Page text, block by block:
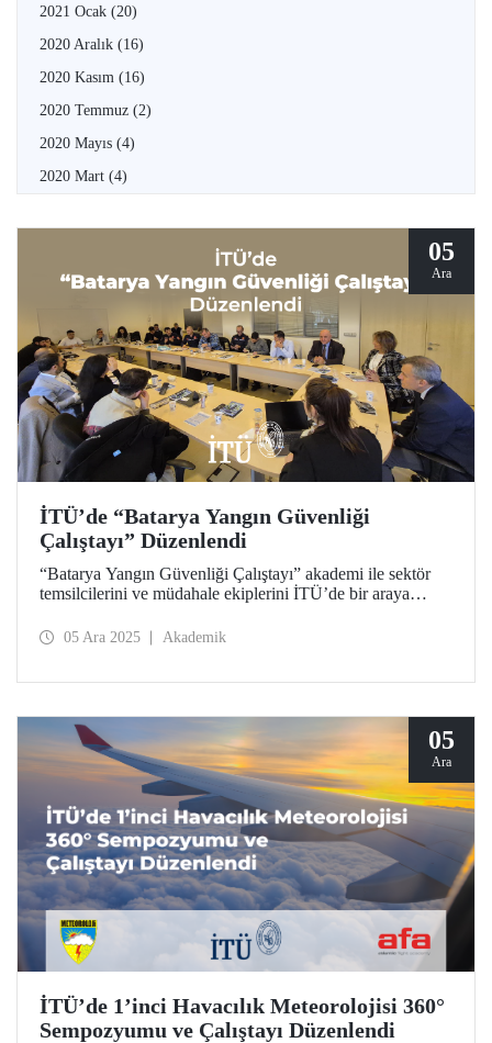
2021 Ocak (20)
2020 Aralık (16)
2020 Kasım (16)
2020 Temmuz (2)
2020 Mayıs (4)
2020 Mart (4)
05
Ara
İTÜ’de “Batarya Yangın Güvenliği
Çalıştayı” Düzenlendi
“Batarya Yangın Güvenliği Çalıştayı” akademi ile sektör
temsilcilerini ve müdahale ekiplerini İTÜ’de bir araya
söndürme ekipmanları ile müdahale çalışmaları ile güvenlik
05 Ara 2025 Akademik
05
Ara
İTÜ’de 1’inci Havacılık Meteorolojisi 360°
Sempozyumu ve Çalıştayı Düzenlendi